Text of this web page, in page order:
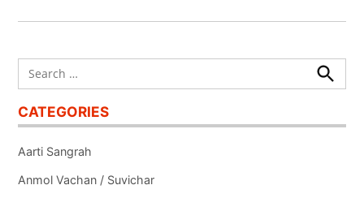
Search
for:
Search
CATEGORIES
Aarti Sangrah
Anmol Vachan / Suvichar